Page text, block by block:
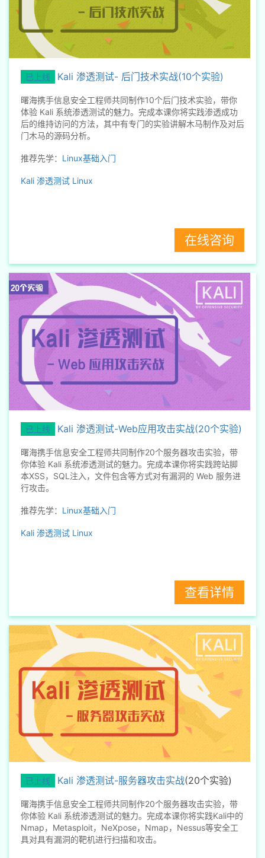
已上线 Kali 渗透测试- 后门技术实战(10个实验)
曙海携手信息安全工程师共同制作10个后门技术实验，带你
体验 Kali 系统渗透测试的魅力。完成本课你将实践渗透成功
后的维持访问的方法，其中有专门的实验讲解木马制作及对后
门木马的源码分析。
推荐先学： Linux基础入门
Kali 渗透测试 Linux
在线咨询
已上线 Kali 渗透测试-Web应用攻击实战(20个实验)
曙海携手信息安全工程师共同制作20个服务器攻击实验，带
你体验 Kali 系统渗透测试的魅力。完成本课你将实践跨站脚
本XSS，SQL注入，文件包含等方式对有漏洞的 Web 服务进
行攻击。
推荐先学： Linux基础入门
Kali 渗透测试 Linux
查看详情
已上线 Kali 渗透测试-服务器攻击实战(20个实验)
曙海携手信息安全工程师共同制作20个服务器攻击实验，带
你体验 Kali 系统渗透测试的魅力。完成本课你将实践Kali中的
Nmap，Metasploit，NeXpose，Nmap，Nessus等安全工
具对具有漏洞的靶机进行扫描和攻击。